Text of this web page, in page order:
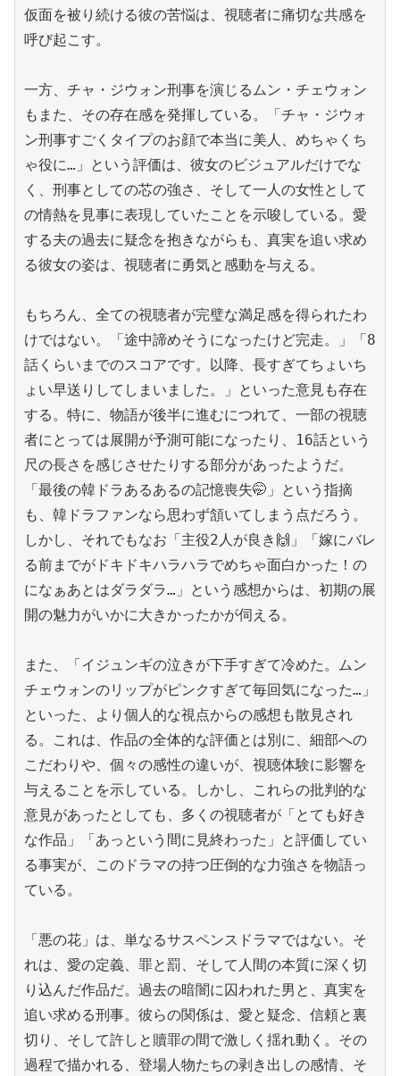
仮面を被り続ける彼の苦悩は、視聴者に痛切な共感を
呼び起こす。
一方、チャ・ジウォン刑事を演じるムン・チェウォン
もまた、その存在感を発揮している。「チャ・ジウォ
ン刑事すごくタイプのお顔で本当に美人、めちゃくち
ゃ役に…」という評価は、彼女のビジュアルだけでな
く、刑事としての芯の強さ、そして一人の女性として
の情熱を見事に表現していたことを示唆している。愛
する夫の過去に疑念を抱きながらも、真実を追い求め
る彼女の姿は、視聴者に勇気と感動を与える。
もちろん、全ての視聴者が完璧な満足感を得られたわ
けではない。「途中諦めそうになったけど完走。」「8
話くらいまでのスコアです。以降、長すぎてちょいち
ょい早送りしてしまいました。」といった意見も存在
する。特に、物語が後半に進むにつれて、一部の視聴
者にとっては展開が予測可能になったり、16話という
尺の長さを感じさせたりする部分があったようだ。
「最後の韓ドラあるあるの記憶喪失🤭」という指摘
も、韓ドラファンなら思わず頷いてしまう点だろう。
しかし、それでもなお「主役2人が良き🙌」「嫁にバレ
る前までがドキドキハラハラでめちゃ面白かった！の
になぁあとはダラダラ…」という感想からは、初期の展
開の魅力がいかに大きかったかが伺える。
また、「イジュンギの泣きが下手すぎて冷めた。ムン
チェウォンのリップがピンクすぎて毎回気になった…」
といった、より個人的な視点からの感想も散見され
る。これは、作品の全体的な評価とは別に、細部への
こだわりや、個々の感性の違いが、視聴体験に影響を
与えることを示している。しかし、これらの批判的な
意見があったとしても、多くの視聴者が「とても好き
な作品」「あっという間に見終わった」と評価してい
る事実が、このドラマの持つ圧倒的な力強さを物語っ
ている。
「悪の花」は、単なるサスペンスドラマではない。そ
れは、愛の定義、罪と罰、そして人間の本質に深く切
り込んだ作品だ。過去の暗闇に囚われた男と、真実を
追い求める刑事。彼らの関係は、愛と疑念、信頼と裏
切り、そして許しと贖罪の間で激しく揺れ動く。その
過程で描かれる、登場人物たちの剥き出しの感情、そ